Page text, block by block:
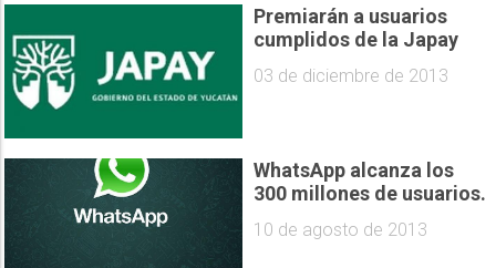
Premiarán a usuarios
cumplidos de la Japay
03 de diciembre de 2013
WhatsApp alcanza los
300 millones de usuarios.
10 de agosto de 2013